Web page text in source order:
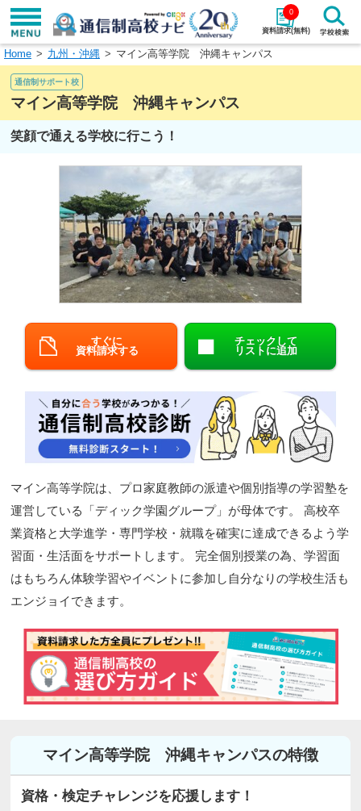
資料請求(無料)
0
学校名で探す
エリアから探す
エリアを選択して探す
北海道・東北
北陸・甲信越
中国
四国 九州・沖縄
Home 九州・沖縄 マイン高等学院 沖縄キャンパス
通信制サポート校
マイン高等学院 沖縄キャンパス
笑顔で通える学校に行こう！
すぐに
資料請求する
チェックして
リストに追加
マイン高等学院は、プロ家庭教師の派遣や個別指導の学習塾を
運営している「ディック学園グループ」が母体です。 高校卒
業資格と大学進学・専門学校・就職を確実に達成できるよう学
習面・生活面をサポートします。 完全個別授業の為、学習面
はもちろん体験学習やイベントに参加し自分なりの学校生活も
エンジョイできます。
マイン高等学院 沖縄キャンパスの特徴
資格・検定チャレンジを応援します！